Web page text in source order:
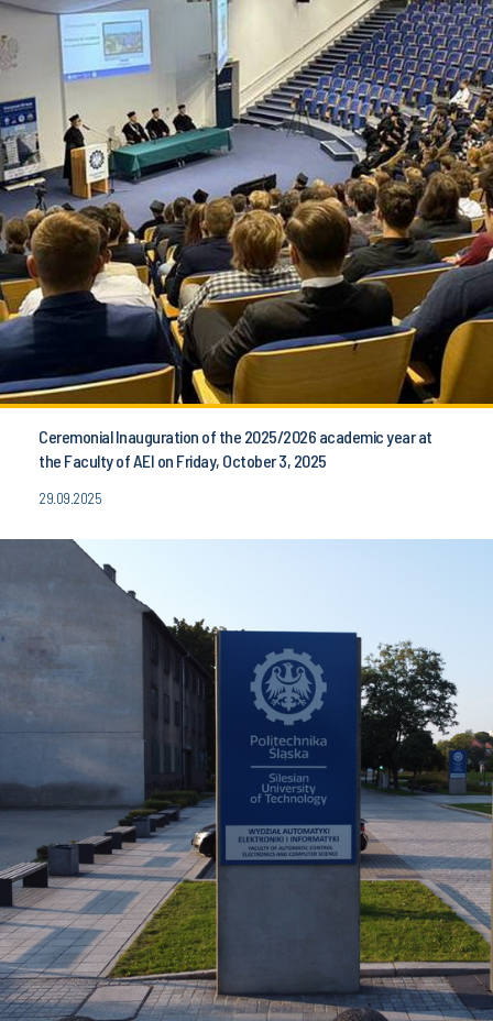
Ceremonial Inauguration of the 2025/2026 academic year at
the Faculty of AEI on Friday, October 3, 2025
29.09.2025